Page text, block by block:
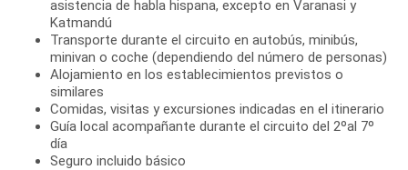
asistencia de habla hispana, excepto en Varanasi y
Katmandú
Transporte durante el circuito en autobús, minibús,
minivan o coche (dependiendo del número de personas)
Alojamiento en los establecimientos previstos o
similares
Comidas, visitas y excursiones indicadas en el itinerario
Guía local acompañante durante el circuito del 2ºal 7º
día
Seguro incluido básico